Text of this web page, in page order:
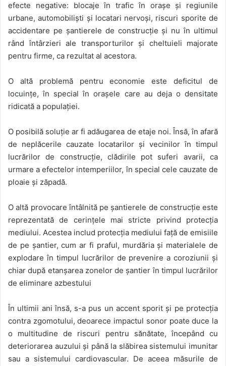
efecte negative: blocaje în trafic în orașe și regiunile
urbane, automobiliști și locatari nervoși, riscuri sporite de
accidentare pe șantierele de construcție și nu în ultimul
rând întârzieri ale transporturilor și cheltuieli majorate
pentru firme, ca rezultat al acestora.
O altă problemă pentru economie este deficitul de
locuințe, în special în orașele care au deja o densitate
ridicată a populației.
O posibilă soluție ar fi adăugarea de etaje noi. Însă, în afară
de neplăcerile cauzate locatarilor și vecinilor în timpul
lucrărilor de construcție, clădirile pot suferi avarii, ca
urmare a efectelor intemperiilor, în special cele cauzate de
ploaie și zăpadă.
O altă provocare întâlnită pe șantierele de construcție este
reprezentată de cerințele mai stricte privind protecția
mediului. Acestea includ protecția mediului față de emisiile
de pe șantier, cum ar fi praful, murdăria și materialele de
explodare în timpul lucrărilor de prevenire a coroziunii și
chiar după etanșarea zonelor de șantier în timpul lucrărilor
de eliminare azbestului
În ultimii ani însă, s-a pus un accent sporit și pe protecția
contra zgomotului, deoarece impactul sonor poate duce la
o multitudine de riscuri pentru sănătate, începând cu
deteriorarea auzului și până la slăbirea sistemului imunitar
sau a sistemului cardiovascular. De aceea măsurile de